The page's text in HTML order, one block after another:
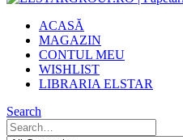
ACASĂ
MAGAZIN
CONTUL MEU
WISHLIST
LIBRARIA ELSTAR
Search